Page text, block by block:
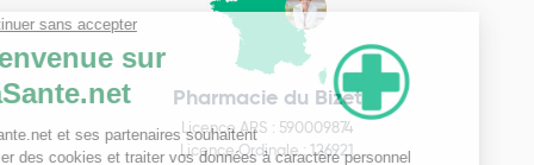
Pharmacie du Bizet
Licence ARS : 590009874
Licence Ordinale : 126921